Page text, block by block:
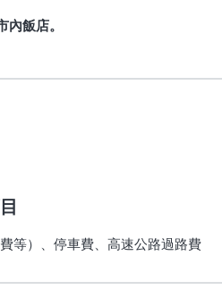
飯店。
等）、停車費、高速公路過路費